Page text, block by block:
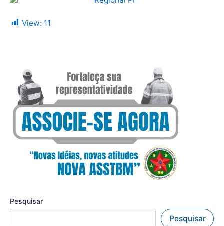
View: 11
Pesquisar
Pesquisar